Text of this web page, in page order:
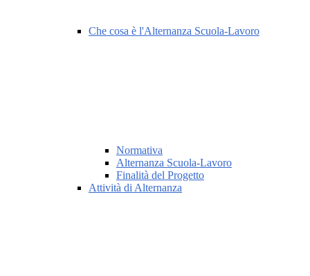
Che cosa è l'Alternanza Scuola-Lavoro
Normativa
Alternanza Scuola-Lavoro
Finalità del Progetto
Attività di Alternanza